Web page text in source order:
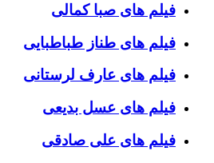
فیلم های صبا کمالی
فیلم های طناز طباطبایی
فیلم های عارف لرستانی
فیلم های عسل بدیعی
فیلم های علی صادقی